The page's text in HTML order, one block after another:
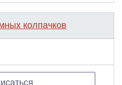
колпачков